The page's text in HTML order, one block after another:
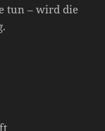
tun – wird die